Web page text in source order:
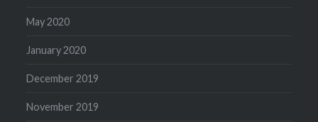
May 2020
January 2020
December 2019
November 2019